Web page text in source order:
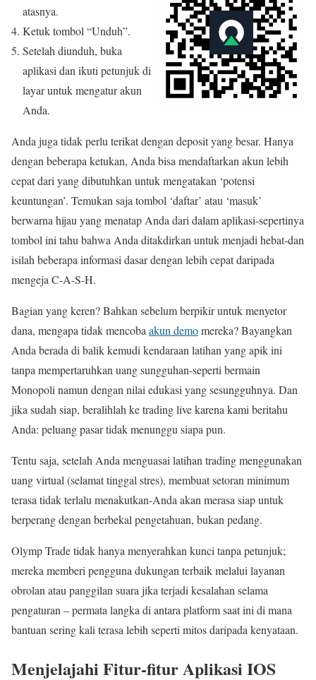
atasnya.
Ketuk tombol “Unduh”.
Setelah diunduh, buka
aplikasi dan ikuti petunjuk di
layar untuk mengatur akun
Anda.
Anda juga tidak perlu terikat dengan deposit yang besar. Hanya
dengan beberapa ketukan, Anda bisa mendaftarkan akun lebih
cepat dari yang dibutuhkan untuk mengatakan ‘potensi
keuntungan’. Temukan saja tombol ‘daftar’ atau ‘masuk’
berwarna hijau yang menatap Anda dari dalam aplikasi-sepertinya
tombol ini tahu bahwa Anda ditakdirkan untuk menjadi hebat-dan
isilah beberapa informasi dasar dengan lebih cepat daripada
mengeja C-A-S-H.
Bagian yang keren? Bahkan sebelum berpikir untuk menyetor
dana, mengapa tidak mencobaakun demomereka? Bayangkan
Anda berada di balik kemudi kendaraan latihan yang apik ini
tanpa mempertaruhkan uang sungguhan-seperti bermain
Monopoli namun dengan nilai edukasi yang sesungguhnya. Dan
jika sudah siap, beralihlah ke trading live karena kami beritahu
Anda: peluang pasar tidak menunggu siapa pun.
Tentu saja, setelah Anda menguasai latihan trading menggunakan
uang virtual (selamat tinggal stres), membuat setoran minimum
terasa tidak terlalu menakutkan-Anda akan merasa siap untuk
berperang dengan berbekal pengetahuan, bukan pedang.
Olymp Trade tidak hanya menyerahkan kunci tanpa petunjuk;
mereka memberi pengguna dukungan terbaik melalui layanan
obrolan atau panggilan suara jika terjadi kesalahan selama
pengaturan – permata langka di antara platform saat ini di mana
bantuan sering kali terasa lebih seperti mitos daripada kenyataan.
Menjelajahi Fitur-fitur Aplikasi IOS